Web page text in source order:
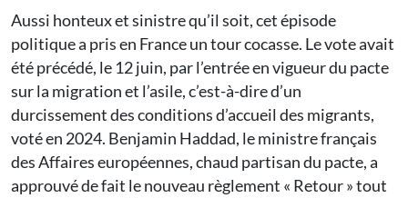
Aussi honteux et sinistre qu’il soit, cet épisode
politique a pris en France un tour cocasse. Le vote avait
été précédé, le 12 juin, par l’entrée en vigueur du pacte
sur la migration et l’asile, c’est-à-dire d’un
durcissement des conditions d’accueil des migrants,
voté en 2024. Benjamin Haddad, le ministre français
des Affaires européennes, chaud partisan du pacte, a
approuvé de fait le nouveau règlement « Retour » tout